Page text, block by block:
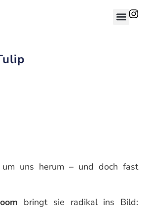
uns herum – und doch fast
bringt sie radikal ins Bild: